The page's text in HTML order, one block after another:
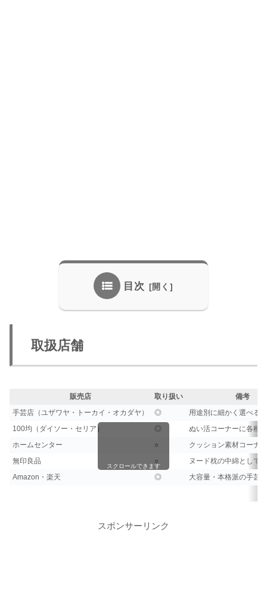
目次
取扱店舗
販売店 取り扱い
備考
手芸店（ユザワヤ・トーカイ・オカダヤ）
◎
用途別に細かく選べる
100均（ダイソー・セリア）
◎
ぬい活コーナーに各種
ホームセンター
○
クッション素材コーナー
無印良品
○
ヌード枕の中綿として
Amazon・楽天
◎ 大容量・本格派の手芸
スクロールできます
スポンサーリンク